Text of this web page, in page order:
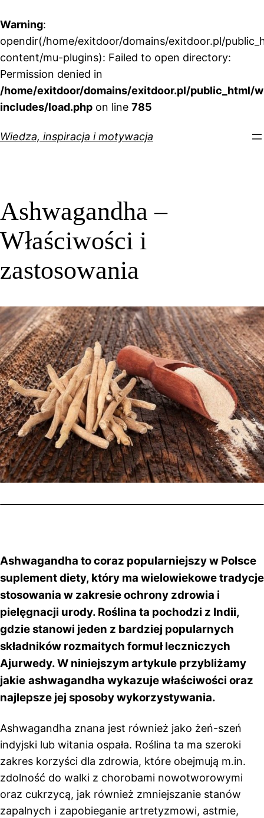
Warning:
opendir(/home/exitdoor/domains/exitdoor.pl/
content/mu-plugins): Failed to open directory:
Permission denied in
/home/exitdoor/domains/exitdoor.pl/public_html/
includes/load.php on line 785
do
Wiedza, inspiracja i motywacja
Ashwagandha –
Właściwości i
zastosowania
Ashwagandha to coraz popularniejszy w Polsce
suplement diety, który ma wielowiekowe tradycje
stosowania w zakresie ochrony zdrowia i
pielęgnacji urody. Roślina ta pochodzi z Indii,
gdzie stanowi jeden z bardziej popularnych
składników rozmaitych formuł leczniczych
Ajurwedy. W niniejszym artykule przybliżamy
jakie ashwagandha wykazuje właściwości oraz
najlepsze jej sposoby wykorzystywania.
Ashwagandha znana jest również jako żeń-szeń
indyjski lub witania ospała. Roślina ta ma szeroki
zakres korzyści dla zdrowia, które obejmują m.in.
zdolność do walki z chorobami nowotworowymi
oraz cukrzycą, jak również zmniejszanie stanów
zapalnych i zapobieganie artretyzmowi, astmie,